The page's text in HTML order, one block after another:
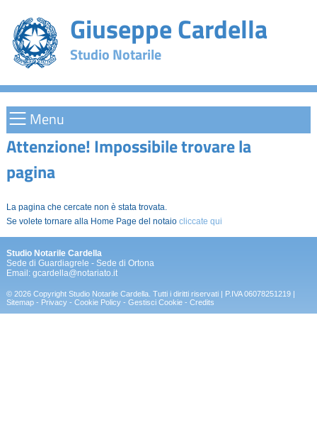
Giuseppe Cardella
Studio Notarile
Menu
Attenzione! Impossibile trovare la
pagina
La pagina che cercate non è stata trovata.
Se volete tornare alla Home Page del notaio cliccate qui
Studio Notarile Cardella
Sede di Guardiagrele - Sede di Ortona
Email: gcardella@notariato.it
© 2026 Copyright Studio Notarile Cardella. Tutti i diritti riservati | P.IVA 06078251219 |
Sitemap- Privacy- Cookie Policy- Gestisci Cookie- Credits